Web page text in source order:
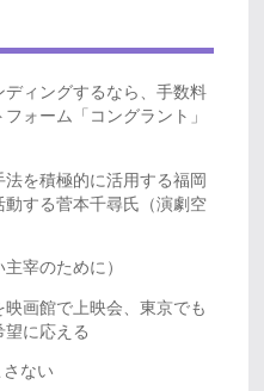
ィングするなら、手数料
ォーム「コングラント」
を積極的に活用する福岡
する菅本千尋氏（演劇空
宰のために）
画館で上映会、東京でも
に応える
さない